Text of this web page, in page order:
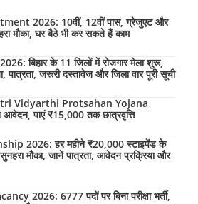
2026: 10वीं, 12वीं पास, ग्रेजुएट और
मौका, घर बैठे भी कर सकते हैं काम
बिहार के 11 जिलों में रोजगार मेला शुरू,
पात्रता, जरूरी दस्तावेज और जिला वार पूरी सूची
Vidyarthi Protsahan Yojana
पाएं ₹15,000 तक छात्रवृत्ति
2026: हर महीने ₹20,000 स्टाइपेंड के
मौका, जानें पात्रता, आवेदन प्रक्रिया और
2026: 6777 पदों पर बिना परीक्षा भर्ती,